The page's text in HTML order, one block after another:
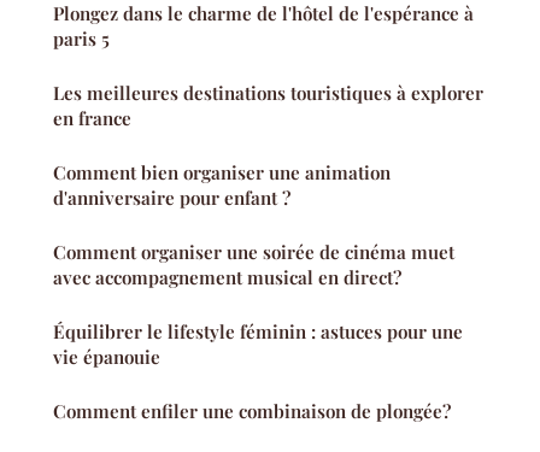
Plongez dans le charme de l'hôtel de l'espérance à
paris 5
Les meilleures destinations touristiques à explorer
en france
Comment bien organiser une animation
d'anniversaire pour enfant ?
Comment organiser une soirée de cinéma muet
avec accompagnement musical en direct?
Équilibrer le lifestyle féminin : astuces pour une
vie épanouie
Comment enfiler une combinaison de plongée?